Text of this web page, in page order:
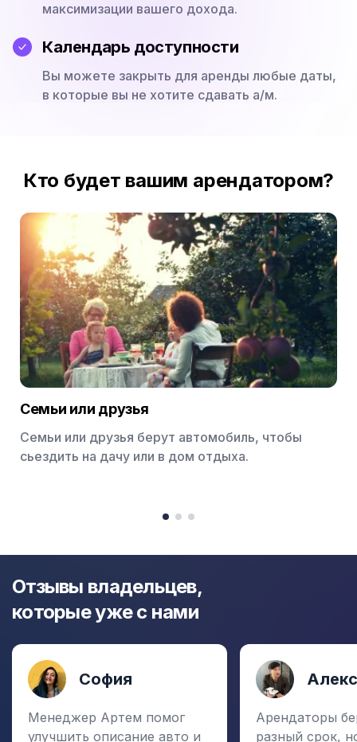
максимизации вашего дохода.
Календарь доступности
Вы можете закрыть для аренды любые даты,
в которые вы не хотите сдавать а/м.
Кто будет вашим арендатором?
Семьи или друзья
Семьи или друзья берут автомобиль, чтобы
сьездить на дачу или в дом отдыха.
item
itemitem
3
Отзывы владельцев,
которые уже с нами
София
Менеджер Артем помог
улучшить описание авто и
Арендаторы
разный срок,